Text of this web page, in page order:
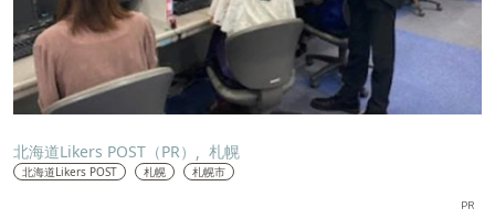
北海道Likers POST（PR） 札幌
北海道Likers POST 札幌 札幌市
PR